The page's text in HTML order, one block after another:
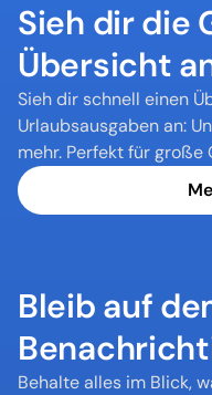
Sieh dir die
Übersicht
Sieh dir schnell einen
Urlaubsausgaben an:
mehr. Perfekt für große
Bleib auf
Behalte alles im Blick,